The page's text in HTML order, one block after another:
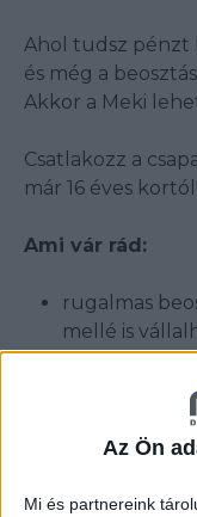
Az Ön
Mi és partnereink
Ahol tudsz pénzt
és még a
Akkor a Meki
Csatlakozz a
már 16 éves kortól!
Ami vár rád:
rugalmas
mellé is
már heti 16
fiatal, laza
pörgés van,
több
személyzeti
McCard